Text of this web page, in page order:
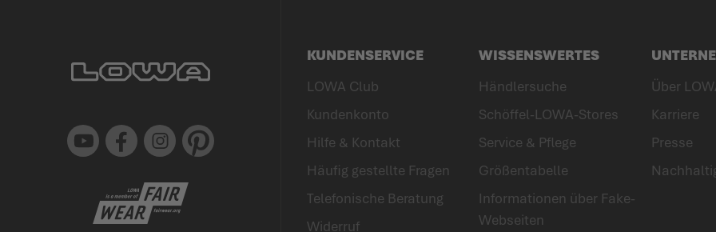
Youtube Facebook Instagram Pinterest
KUNDENSERVICE
LOWA Club
Kundenkonto
Hilfe & Kontakt
Häufig gestellte Fragen
Telefonische Beratung
Widerruf
WISSENSWERTES
Händlersuche
Schöffel-LOWA-Stores
Service & Pflege
Größentabelle
Informationen über Fake-
Webseiten
Über
Karriere
Presse